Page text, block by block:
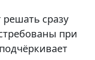
сразу
при